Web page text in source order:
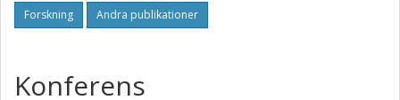
Forskning Andra publikationer
Konferens